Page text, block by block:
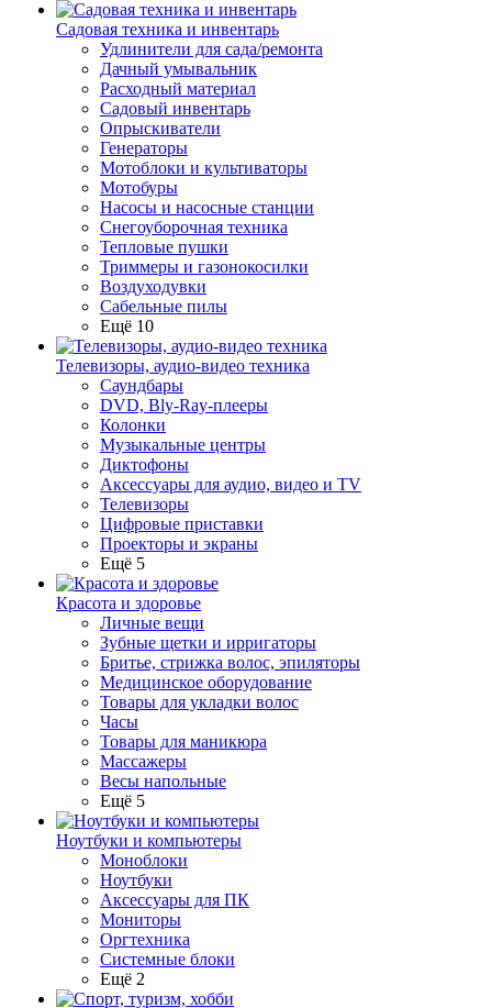
Садовая техника и инвентарь
Удлинители для сада/ремонта
Дачный умывальник
Расходный материал
Садовый инвентарь
Опрыскиватели
Генераторы
Мотоблоки и культиваторы
Мотобуры
Насосы и насосные станции
Снегоуборочная техника
Тепловые пушки
Триммеры и газонокосилки
Воздуходувки
Сабельные пилы
Ещё 10
Телевизоры, аудио-видео техника
Саундбары
DVD, Bly-Ray-плееры
Колонки
Музыкальные центры
Диктофоны
Аксессуары для аудио, видео и TV
Телевизоры
Цифровые приставки
Проекторы и экраны
Ещё 5
Красота и здоровье
Личные вещи
Зубные щетки и ирригаторы
Бритье, стрижка волос, эпиляторы
Медицинское оборудование
Товары для укладки волос
Часы
Товары для маникюра
Массажеры
Весы напольные
Ещё 5
Ноутбуки и компьютеры
Моноблоки
Ноутбуки
Аксессуары для ПК
Мониторы
Оргтехника
Системные блоки
Ещё 2